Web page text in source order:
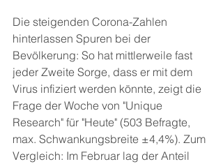
Die steigenden Corona-Zahlen
hinterlassen Spuren bei der
Bevölkerung: So hat mittlerweile fast
jeder Zweite Sorge, dass er mit dem
Virus infiziert werden könnte, zeigt die
Frage der Woche von "Unique
Research" für "Heute" (503 Befragte,
max. Schwankungsbreite ±4,4%). Zum
Vergleich: Im Februar lag der Anteil